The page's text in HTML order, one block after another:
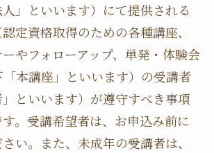
」といいます）にて提供される
定資格取得のための各種講座、
やフォローアップ、単発・体験会
本講座」といいます）の受講者
」といいます）が遵守すべき事項
。受講希望者は、お申込み前に
い。また、未成年の受講者は、